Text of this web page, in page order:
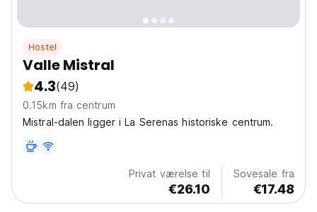
Hostel
Valle Mistral
4.3(49)
0.15km fra centrum
Mistral-dalen ligger i La Serenas historiske centrum.
Privat værelse til
€26.10
Sovesale fra
€17.48